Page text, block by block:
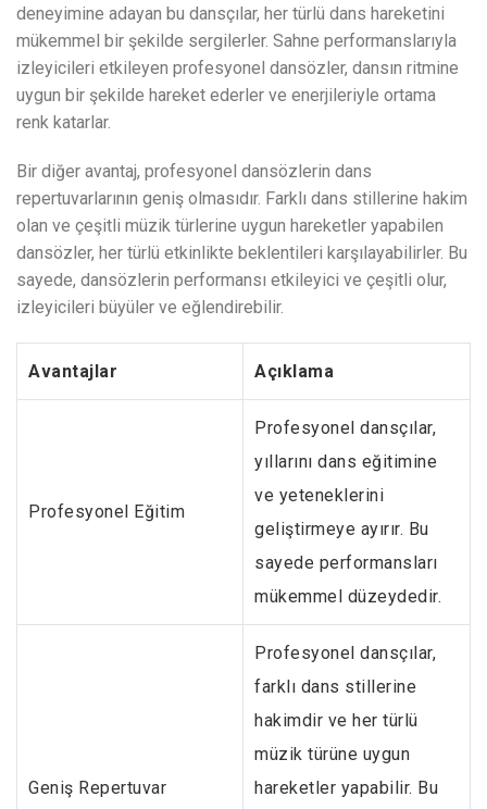
deneyimine adayan bu dansçılar, her türlü dans hareketini
mükemmel bir şekilde sergilerler. Sahne performanslarıyla
izleyicileri etkileyen profesyonel dansözler, dansın ritmine
uygun bir şekilde hareket ederler ve enerjileriyle ortama
renk katarlar.
Bir diğer avantaj, profesyonel dansözlerin dans
repertuvarlarının geniş olmasıdır. Farklı dans stillerine hakim
olan ve çeşitli müzik türlerine uygun hareketler yapabilen
dansözler, her türlü etkinlikte beklentileri karşılayabilirler. Bu
sayede, dansözlerin performansı etkileyici ve çeşitli olur,
izleyicileri büyüler ve eğlendirebilir.
Avantajlar Açıklama
Profesyonel Eğitim
Profesyonel dansçılar,
yıllarını dans eğitimine
ve yeteneklerini
geliştirmeye ayırır. Bu
sayede performansları
mükemmel düzeydedir.
Geniş Repertuvar
Profesyonel dansçılar,
farklı dans stillerine
hakimdir ve her türlü
müzik türüne uygun
hareketler yapabilir. Bu